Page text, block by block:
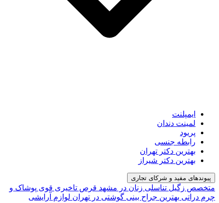
ایمپلنت
لمینت دندان
پریود
رابطه جنسی
بهترین دکتر تهران
بهترین دکتر شیراز
پیوندهای مفید و شرکای تجاری
متخصص زگیل تناسلی زنان در مشهد قرص تاخیری قوی پوشاک و
چرم دراتی بهترین جراح بینی گوشتی در تهران لوازم آرایشی